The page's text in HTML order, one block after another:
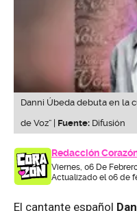
Danni Úbeda debuta en la
de Voz” | Fuente: Difusión
Redacción
Viernes, 06 De
Actualizado el 06 de
El cantante español